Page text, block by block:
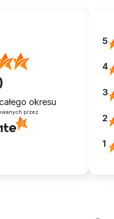
CZARNE BLACK 7cm
okresu
przez
5
4
3
2
1